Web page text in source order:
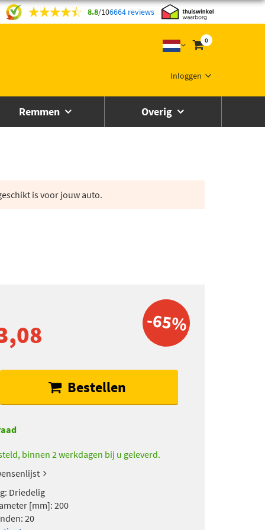
8.8/106664 reviews
0
Inloggen
Remmen Overig
is voor jouw auto.
-65%
Bestellen
binnen 2 werkdagen bij u geleverd.
Driedelig
[mm]: 200
20